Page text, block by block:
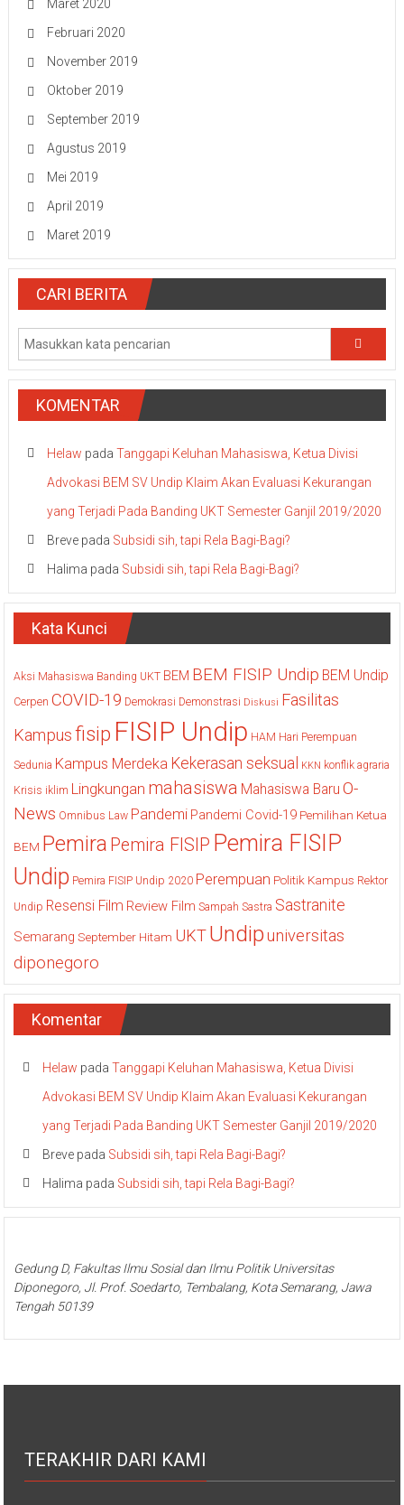
Maret 2020
Februari 2020
November 2019
Oktober 2019
September 2019
Agustus 2019
Mei 2019
April 2019
Maret 2019
CARI BERITA
KOMENTAR
Helaw pada Tanggapi Keluhan Mahasiswa, Ketua Divisi
Advokasi BEM SV Undip Klaim Akan Evaluasi Kekurangan
yang Terjadi Pada Banding UKT Semester Ganjil 2019/2020
Brevepada Subsidi sih, tapi Rela Bagi-Bagi?
Halima pada Subsidi sih, tapi Rela Bagi-Bagi?
Kata Kunci
Aksi Mahasiswa Banding UKT BEM BEM FISIP Undip BEM Undip
Cerpen COVID-19 Demokrasi Demonstrasi Diskusi Fasilitas
Kampus fisip FISIP Undip HAM Hari Perempuan
Sedunia Kampus Merdeka Kekerasan seksual KKN konflik agraria
Krisis iklim Lingkungan mahasiswa Mahasiswa Baru O-
News Omnibus Law Pandemi Pandemi Covid-19 Pemilihan Ketua
BEM Pemira Pemira FISIP Pemira FISIP
Undip Pemira FISIP Undip 2020 Perempuan Politik Kampus Rektor
Undip Resensi Film Review Film Sampah Sastra Sastranite
Semarang September Hitam UKTUndipuniversitas
diponegoro
Komentar
Helaw padaTanggapi Keluhan Mahasiswa, Ketua Divisi
Advokasi BEM SV Undip Klaim Akan Evaluasi Kekurangan
yang Terjadi Pada Banding UKT Semester Ganjil 2019/2020
Breve pada Subsidi sih, tapi Rela Bagi-Bagi?
Halima pada Subsidi sih, tapi Rela Bagi-Bagi?
Gedung D, Fakultas Ilmu Sosial dan Ilmu Politik Universitas
Diponegoro, Jl. Prof. Soedarto, Tembalang, Kota Semarang, Jawa
Tengah 50139
TERAKHIR DARI KAMI